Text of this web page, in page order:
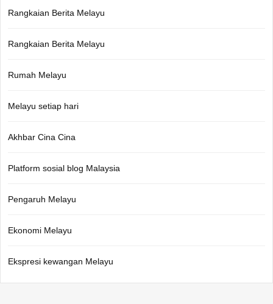
Rangkaian Berita Melayu
Rangkaian Berita Melayu
Rumah Melayu
Melayu setiap hari
Akhbar Cina Cina
Platform sosial blog Malaysia
Pengaruh Melayu
Ekonomi Melayu
Ekspresi kewangan Melayu